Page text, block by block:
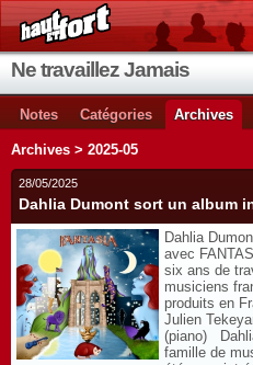
Ne travaillez Jamais
Notes Catégories Archives
Archives > 2025-05
28/05/2025
Dahlia Dumont sort un album
Dahlia
avec
six ans de
musiciens
produits en
Julien
(piano)
famille de